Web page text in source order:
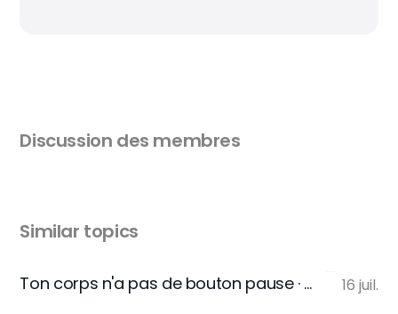
Discussion des membres
Similar topics
Ton corps n'a pas de bouton pause · RESET 18 16 juil.